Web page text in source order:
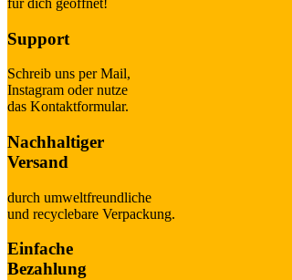
Support
Schreib uns per Mail,
Instagram oder nutze
das Kontaktformular.
Nachhaltiger
Versand
durch umweltfreundliche
und recyclebare Verpackung.
Einfache
Bezahlung